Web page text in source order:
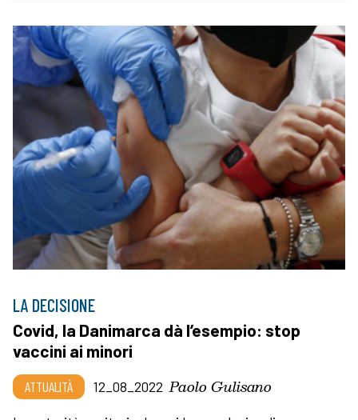
LA DECISIONE
Covid, la Danimarca dà l’esempio: stop
vaccini ai minori
ATTUALITÀ 12_08_2022 Paolo Gulisano